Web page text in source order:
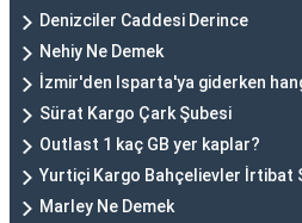
Denizciler Caddesi Derince
Nehiy Ne Demek
İzmir'den Isparta'ya giderken
Sürat Kargo Çark Şubesi
Outlast 1 kaç GB yer kaplar?
Yurtiçi Kargo Bahçelievler İrtibat
Marley Ne Demek